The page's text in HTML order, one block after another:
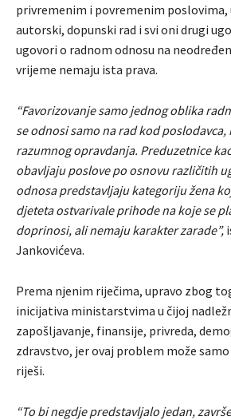
privremenim i povremenim poslovima,
autorski, dopunski rad i svi oni drugi
ugovori o radnom odnosu na
vrijeme nemaju ista prava.
“Favorizovanje samo jednog oblika
se odnosi samo na rad kod poslodavca,
razumnog opravdanja. Preduzetnice
obavljaju poslove po osnovu različitih
odnosa predstavljaju kategoriju žena
djeteta ostvarivale prihode na koje se
doprinosi, ali nemaju karakter zarade”,
Jankovićeva.
Prema njenim riječima, upravo zbog
inicijativa ministarstvima u čijoj
zapošljavanje, finansije, privreda,
zdravstvo, jer ovaj problem može
riješi.
“To bi negdje predstavljalo jedan,